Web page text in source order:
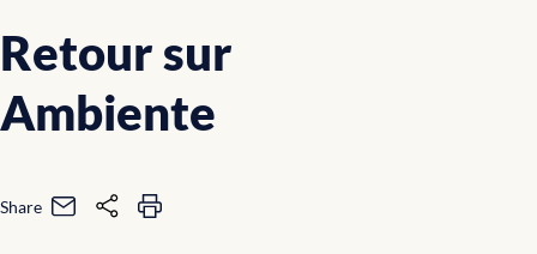
Retour sur
Ambiente
Share